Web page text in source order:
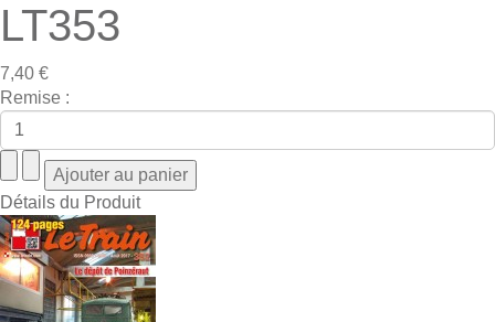
LT353
7,40 €
Remise :
Détails du Produit